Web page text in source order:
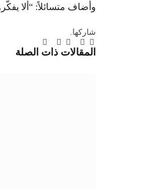
وأضاف متسائلاً: “ألا
شاركها.
فيسبوك
تويتربينتيريست
لينكدإن
Tumblr
تيلقرام
البريد
الإلكتروني
المقالات ذات الصلة